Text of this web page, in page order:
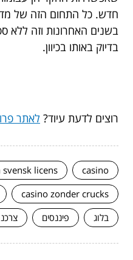
חדש. כל התחום הזה של
בשנים האחרונות וזה ללא
בדיוק באותו בכיוון.
רוצים לדעת עיוד? לאתר
casino
licens
casino zonder crucks
בלוג
פיננסים